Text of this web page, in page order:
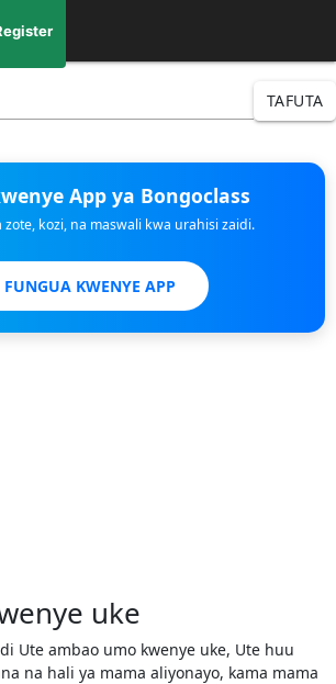
TAFUTA
App ya Bongoclass
zote, kozi, na maswali kwa urahisi zaidi.
FUNGUA KWENYE APP
uke
Ute ambao umo kwenye uke, Ute huu
na hali ya mama aliyonayo, kama mama